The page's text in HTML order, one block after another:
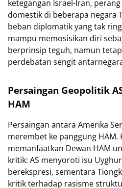
ketegangan Israel-Iran,
domestik di beberapa negara
beban diplomatik yang tak
mampu memosisikan diri
berprinsip teguh, namun
perdebatan sengit
Persaingan Geopolitik
HAM
Persaingan antara Amerika
merembet ke panggung HAM.
memanfaatkan Dewan HAM
kritik: AS menyoroti isu
berekspresi, sementara
kritik terhadap rasisme